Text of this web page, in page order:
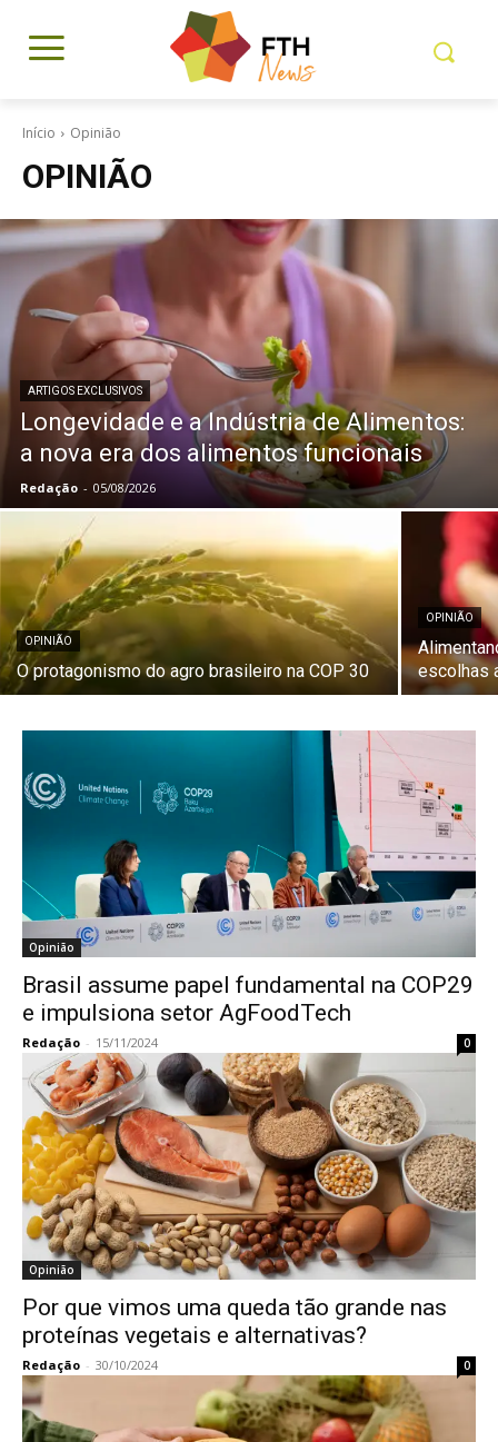
Início Opinião
OPINIÃO
ARTIGOS EXCLUSIVOS
Longevidade e a Indústria de Alimentos:
a nova era dos alimentos funcionais
Redação - 05/08/2026
OPINIÃO
O protagonismo do agro brasileiro na COP 30
OPINIÃO
escolhas
Opinião
Brasil assume papel fundamental na COP29
e impulsiona setor AgFoodTech
Redação - 15/11/2024 0
Opinião
Por que vimos uma queda tão grande nas
proteínas vegetais e alternativas?
Redação - 30/10/2024 0